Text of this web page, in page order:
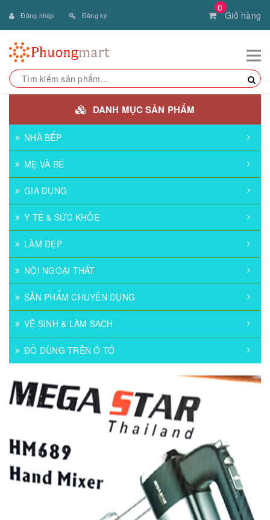
0
Giỏ hàng
Đăng nhập Đăng ký
DANH MỤC SẢN PHẨM
NHÀ BẾP
MẸ VÀ BÉ
GIA DỤNG
Y TẾ & SỨC KHỎE
LÀM ĐẸP
NỘI NGOẠI THẤT
SẢN PHẨM CHUYÊN DỤNG
VỆ SINH & LÀM SẠCH
ĐỒ DÙNG TRÊN Ô TÔ